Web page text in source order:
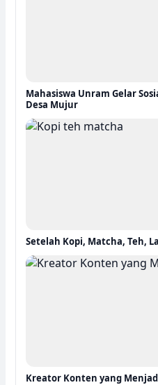
Mahasiswa Unram Gelar
Desa Mujur
Setelah Kopi, Matcha, Teh,
Kreator Konten yang